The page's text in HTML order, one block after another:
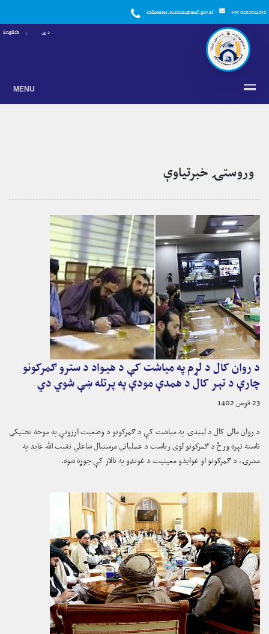
Callcenter.customs@mof.gov.af +93 0202924858
دری English
MENU
وروستۍ خبرتياوې
د روان کال د لړم په میاشت کې د هیواد د سترو ګمرکونو
چارې د تېر کال د همدې مودې په پرتله ښې شوي دي
23 قوس 1402
د روان مالي کال د لیندۍ په میاشت کې د ګمرکونو د وضعیت ارزونې په موخه تخنیکي
ناسته تېره ورځ د ګمرکونو لوی ریاست د عملیاتي مرستیال ښاغلي نقیب الله عابد په
مشرۍ، د ګمرکونو او عوایدو معینیت د غونډو په تالار کې جوړه شوه.